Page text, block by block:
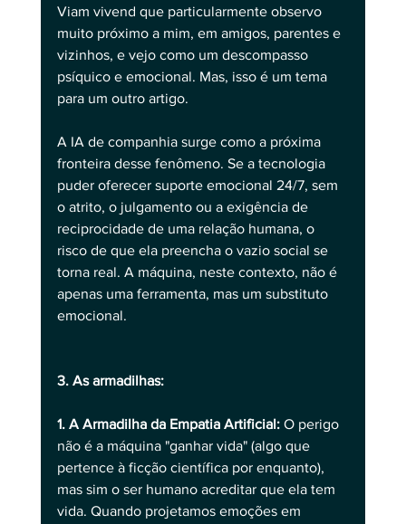
Viam vivend que particularmente observo
muito próximo a mim, em amigos, parentes e
vizinhos, e vejo como um descompasso
psíquico e emocional. Mas, isso é um tema
para um outro artigo.
A IA de companhia surge como a próxima
fronteira desse fenômeno. Se a tecnologia
puder oferecer suporte emocional 24/7, sem
o atrito, o julgamento ou a exigência de
reciprocidade de uma relação humana, o
risco de que ela preencha o vazio social se
torna real. A máquina, neste contexto, não é
apenas uma ferramenta, mas um substituto
emocional.
3. As armadilhas:
1. A Armadilha da Empatia Artificial: O perigo
não é a máquina "ganhar vida" (algo que
pertence à ficção científica por enquanto),
mas sim o ser humano acreditar que ela tem
vida. Quando projetamos emoções em